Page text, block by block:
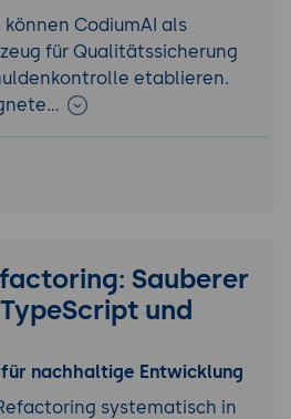
CodiumAI als
für Qualitätssicherung
etablieren.
Sauberer
und
nachhaltige Entwicklung
systematisch in